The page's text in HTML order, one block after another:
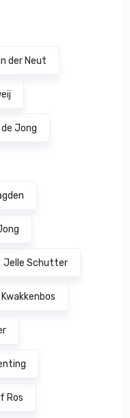
der Neut
Jong
Jelle Schutter
Ros